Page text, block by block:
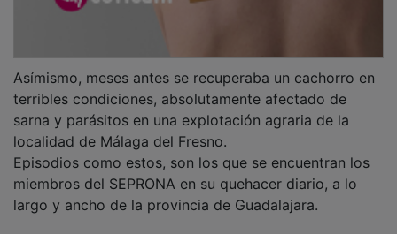
terribles condiciones, absolutamente afectado de
sarna y parásitos en una explotación agraria de la
localidad de Málaga del Fresno.
Episodios como estos, son los que se encuentran los
miembros del SEPRONA en su quehacer diario, a lo
largo y ancho de la provincia de Guadalajara.